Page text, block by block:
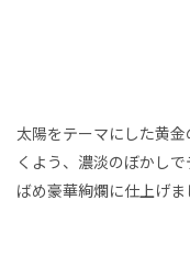
太陽をテーマにした黄
くよう、濃淡のぼかし
ばめ豪華絢爛に仕上げま